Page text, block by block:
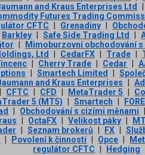
and Kraus Enterprises Ltd
Futures Trading
CFTC Grenadiny
Barkley Safe Side Trading Ltd
Mimoburzovní obchodování
Ltd
CedarFX Trade
Cherry Trade Cedar
Smartech Limited
and Kraus Enterprises
CFTC CFD MetaTrader 5
5 (MT5) Smartech
Obchodování s cizími měnami
OctaFX Velikost páky
Seznam brokerů FX
Povolení k činnosti Opce
regulátor CFTC
Hedging